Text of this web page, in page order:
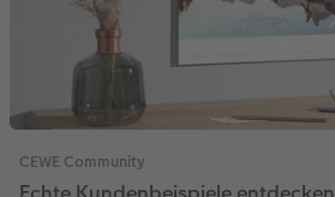
CEWE Community